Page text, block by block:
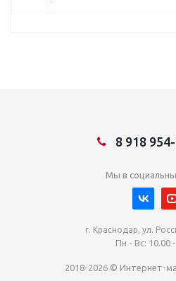
8 918
Мы в
г. Краснодар, ул.
Пн - Вс: 10.00
2018-2026 © Интернет-